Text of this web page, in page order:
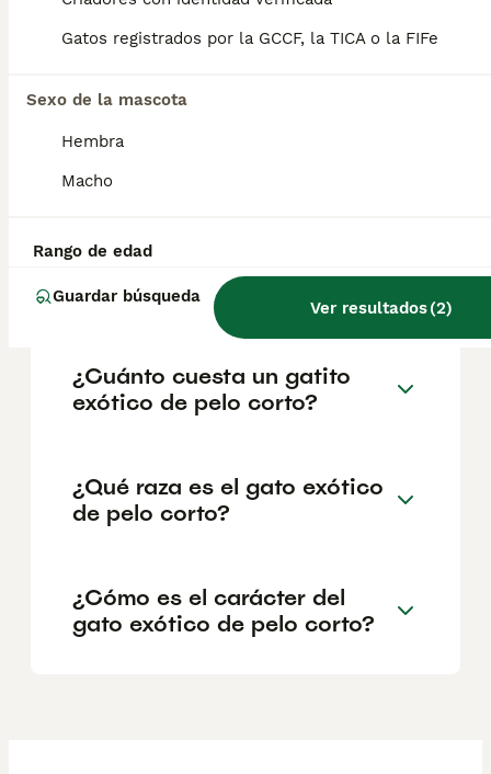
Gatos registrados por la GCCF, la TICA o la FIFe
Sexo de la mascota
Hembra
Macho
Rango de edad
Guardar búsqueda
Ver resultados(2)
Preguntas frecuentes
¿Cuánto vive un gato
animales de compañía es de 10 a 15 años,
dependiendo de su estado de salud y sus
cuidados.
¿Cuánto cuesta un gatito
exótico de pelo corto?
¿Qué raza es el gato exótico
de pelo corto?
¿Cómo es el carácter del
gato exótico de pelo corto?